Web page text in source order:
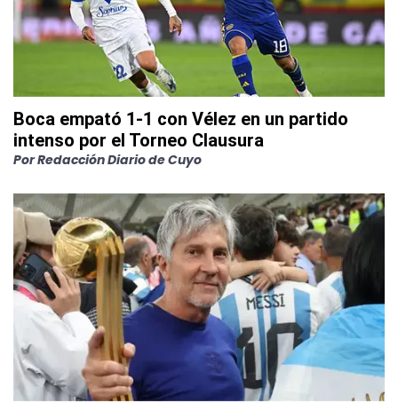
Boca empató 1-1 con Vélez en un partido
intenso por el Torneo Clausura
PorRedacción Diario de Cuyo